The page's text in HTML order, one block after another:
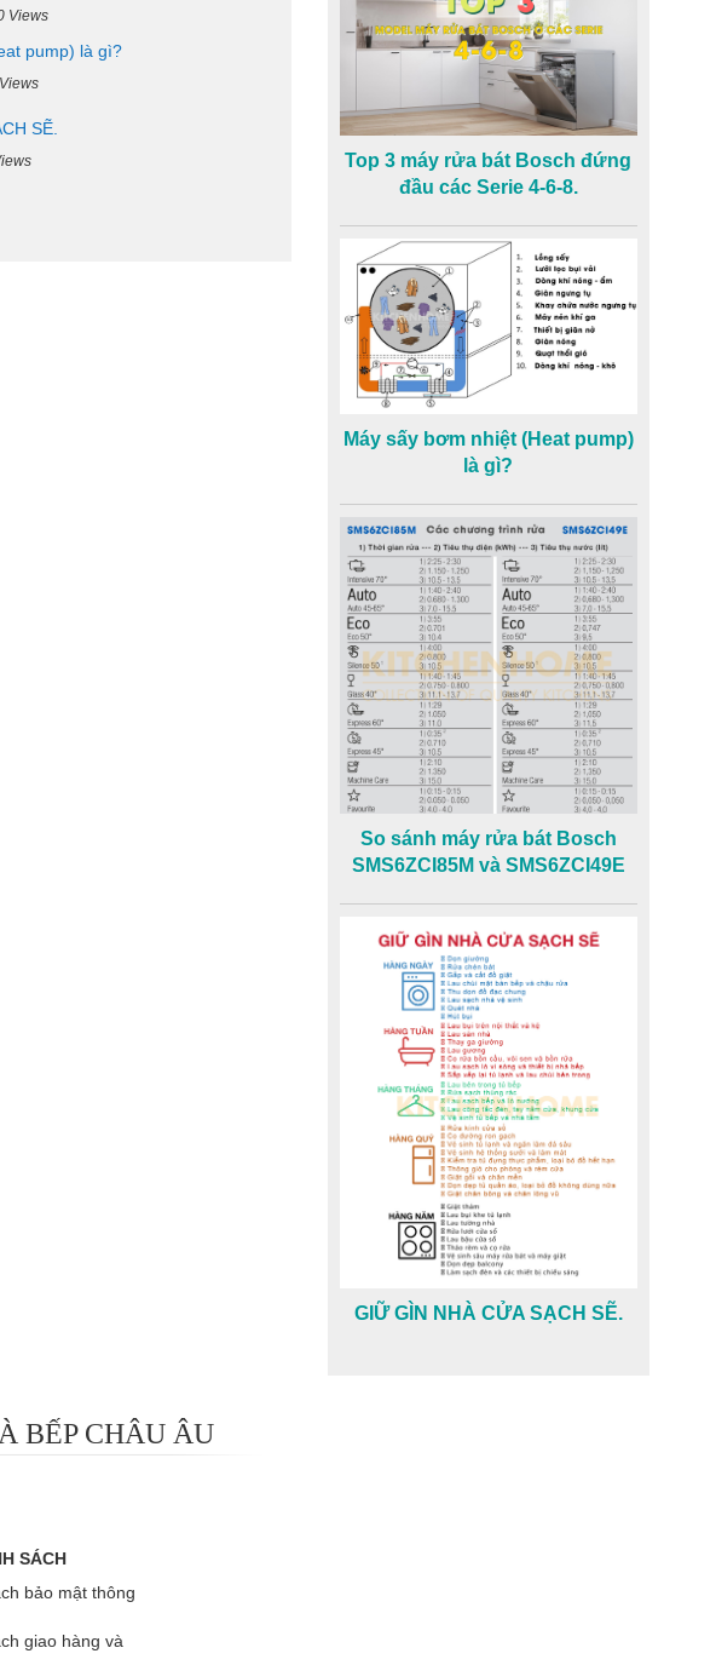
Views
pump) là gì?
SẼ.
Top 3 máy rửa bát Bosch đứng
đầu các Serie 4-6-8.
Máy sấy bơm nhiệt (Heat pump)
là gì?
So sánh máy rửa bát Bosch
SMS6ZCI85M và SMS6ZCI49E
GIỮ GÌN NHÀ CỬA SẠCH SẼ.
BẾP CHÂU ÂU
SÁCH
bảo mật thông
giao hàng và